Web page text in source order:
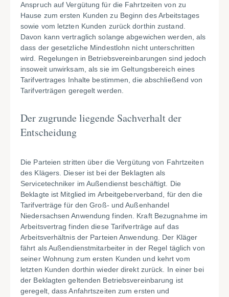
Anspruch auf Vergütung für die Fahrtzeiten von zu
Hause zum ersten Kunden zu Beginn des Arbeitstages
sowie vom letzten Kunden zurück dorthin zustand.
Davon kann vertraglich solange abgewichen werden, als
dass der gesetzliche Mindestlohn nicht unterschritten
wird. Regelungen in Betriebsvereinbarungen sind jedoch
insoweit unwirksam, als sie im Geltungsbereich eines
Tarifvertrages Inhalte bestimmen, die abschließend von
Tarifverträgen geregelt werden.
Der zugrunde liegende Sachverhalt der
Entscheidung
Die Parteien stritten über die Vergütung von Fahrtzeiten
des Klägers. Dieser ist bei der Beklagten als
Servicetechniker im Außendienst beschäftigt. Die
Beklagte ist Mitglied im Arbeitgeberverband, für den die
Tarifverträge für den Groß- und Außenhandel
Niedersachsen Anwendung finden. Kraft Bezugnahme im
Arbeitsvertrag finden diese Tarifverträge auf das
Arbeitsverhältnis der Parteien Anwendung. Der Kläger
fährt als Außendienstmitarbeiter in der Regel täglich von
seiner Wohnung zum ersten Kunden und kehrt vom
letzten Kunden dorthin wieder direkt zurück. In einer bei
der Beklagten geltenden Betriebsvereinbarung ist
geregelt, dass Anfahrtszeiten zum ersten und